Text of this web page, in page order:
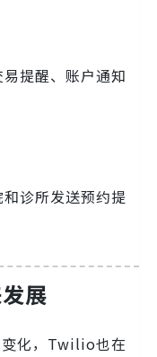
提醒、账户通知
诊所发送预约提
展
变化，Twilio也在